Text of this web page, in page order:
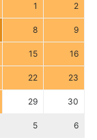
1 2
8 9
15 16
22 23
29 30
5 6